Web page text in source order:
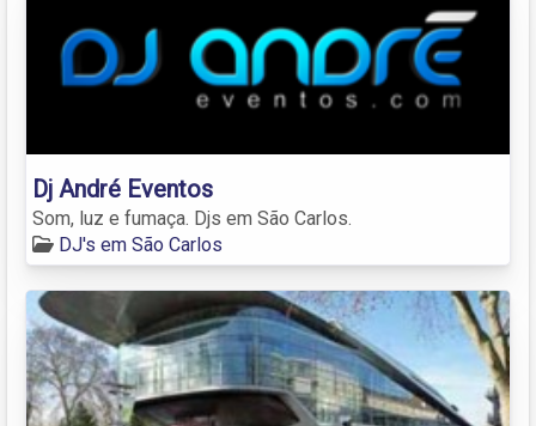
Dj André Eventos
Som, luz e fumaça. Djs em São Carlos.
DJ's em São Carlos